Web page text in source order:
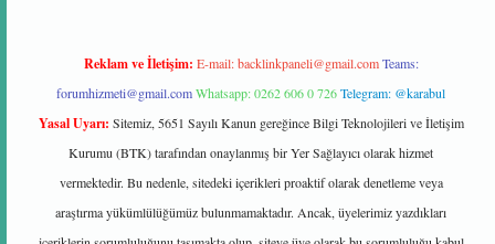
Reklam ve İletişim: E-mail:backlinkpaneli@gmail.com Teams:
forumhizmeti@gmail.comWhatsapp: 0262 606 0 726Telegram: @karabul
Yasal Uyarı: Sitemiz, 5651 Sayılı Kanun gereğince Bilgi Teknolojileri ve İletişim
Kurumu (BTK) tarafından onaylanmış bir Yer Sağlayıcı olarak hizmet
vermektedir. Bu nedenle, sitedeki içerikleri proaktif olarak denetleme veya
araştırma yükümlülüğümüz bulunmamaktadır. Ancak, üyelerimiz yazdıkları